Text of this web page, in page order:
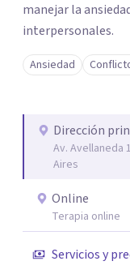
manejar la
interpersonales.
Ansiedad
Dirección
Av. Avellaneda
Aires
Online
Terapia online
Servicios y